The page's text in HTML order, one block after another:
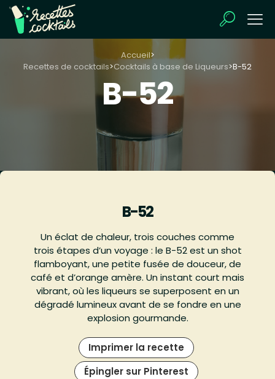
Accueil>
Recettes de cocktails>Cocktails à base de Liqueurs>B-52
B-52
B-52
Un éclat de chaleur, trois couches comme
trois étapes d’un voyage : le B-52 est un shot
flamboyant, une petite fusée de douceur, de
café et d’orange amère. Un instant court mais
vibrant, où les liqueurs se superposent en un
dégradé lumineux avant de se fondre en une
explosion gourmande.
Imprimer la recette
Épingler sur Pinterest